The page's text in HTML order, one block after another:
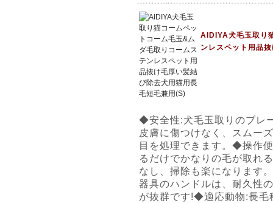
AIDIYA犬毛玉取り
ンレスペット用品
◆安全性:犬毛玉取りのブレ
皮膚に傷つけなく、スムー
目を処理できます。◆操作
るだけでかなりの毛が取れ
なし、掃除も楽になります
器具のハンドルは、耐久性
が抜群です!◆適応動物:長毛